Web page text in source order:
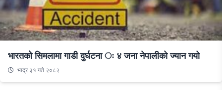
भारतको सिमलामा गाडी दुर्घटना ः ४ जना नेपालीको ज्यान गयो
भाद्र ३१ गते २०८२